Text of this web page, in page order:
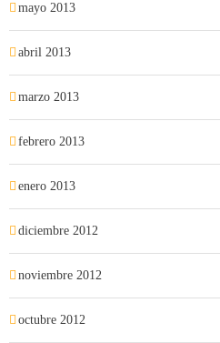
mayo 2013
abril 2013
marzo 2013
febrero 2013
enero 2013
diciembre 2012
noviembre 2012
octubre 2012